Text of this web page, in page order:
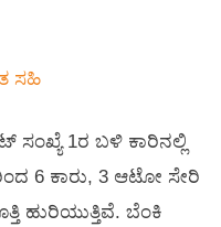
ಸಹಿ
ಸಂಖ್ಯೆ 1ರ ಬಳಿ ಕಾರಿನಲ್ಲಿ
6 ಕಾರು, 3 ಆಟೋ ಸೇರಿ
ಹುರಿಯುತ್ತಿವೆ. ಬೆಂಕಿ